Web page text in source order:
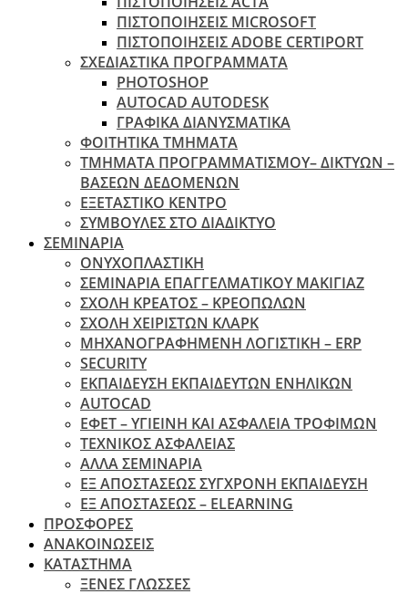
ΠΙΣΤΟΠΟΙΗΣΕΙΣ MICROSOFT
ΠΙΣΤΟΠΟΙΗΣΕΙΣ ADOBE CERTIPORT
ΣΧΕΔΙΑΣΤΙΚΑ ΠΡΟΓΡΑΜΜΑΤΑ
PHOTOSHOP
AUTOCAD AUTODESK
ΓΡΑΦΙΚΑ ΔΙΑΝΥΣΜΑΤΙΚΑ
ΦΟΙΤΗΤΙΚΑ ΤΜΗΜΑΤΑ
ΤΜΗΜΑΤΑ ΠΡΟΓΡΑΜΜΑΤΙΣΜΟΥ– ΔΙΚΤΥΩΝ –
ΒΑΣΕΩΝ ΔΕΔΟΜΕΝΩΝ
ΕΞΕΤΑΣΤΙΚΟ ΚΕΝΤΡΟ
ΣΥΜΒΟΥΛΕΣ ΣΤΟ ΔΙΑΔΙΚΤΥΟ
ΣΕΜΙΝΑΡΙΑ
ΟΝΥΧΟΠΛΑΣΤΙΚΗ
ΣΕΜΙΝΑΡΙΑ ΕΠΑΓΓΕΛΜΑΤΙΚΟΥ ΜΑΚΙΓΙΑΖ
ΣΧΟΛΗ ΚΡΕΑΤΟΣ – ΚΡΕΟΠΩΛΩΝ
ΣΧΟΛΗ ΧΕΙΡΙΣΤΩΝ ΚΛΑΡΚ
ΜΗΧΑΝΟΓΡΑΦΗΜΕΝΗ ΛΟΓΙΣΤΙΚΗ – ERP
SECURITY
ΕΚΠΑΙΔΕΥΣΗ ΕΚΠΑΙΔΕΥΤΩΝ ΕΝΗΛΙΚΩΝ
ΑUTOCAD
ΕΦΕΤ – ΥΓΙΕΙΝΗ ΚΑΙ ΑΣΦΑΛΕΙΑ ΤΡΟΦΙΜΩΝ
ΤΕΧΝΙΚΟΣ ΑΣΦΑΛΕΙΑΣ
ΆΛΛΑ ΣΕΜΙΝΑΡΙΑ
EΞ ΑΠΟΣΤΑΣΕΩΣ ΣΥΓΧΡΟΝΗ ΕΚΠΑΙΔΕΥΣΗ
ΕΞ ΑΠΟΣΤΑΣΕΩΣ – ELEARNING
ΠΡΟΣΦΟΡΕΣ
ΑΝΑΚΟΙΝΩΣΕΙΣ
ΚΑΤΑΣΤΗΜΑ
ΞΕΝΕΣ ΓΛΩΣΣΕΣ